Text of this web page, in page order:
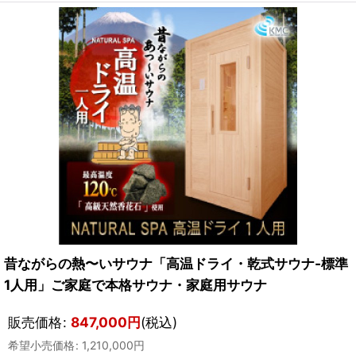
昔ながらの熱〜いサウナ「高温ドライ・乾式サウナ-標準
1人用」ご家庭で本格サウナ・家庭用サウナ
販売価格: 847,000円(税込)
希望小売価格: 1,210,000円